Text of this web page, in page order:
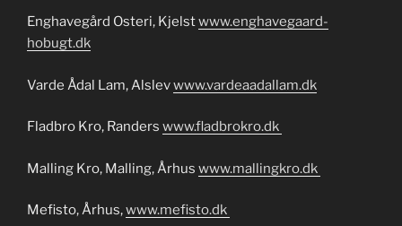
Enghavegård Osteri, Kjelstwww.enghavegaard-
hobugt.dk
Varde Ådal Lam, Alslevwww.vardeaadallam.dk
Fladbro Kro, Randers www.fladbrokro.dk
Malling Kro, Malling, Århus www.mallingkro.dk
Mefisto, Århus,www.mefisto.dk